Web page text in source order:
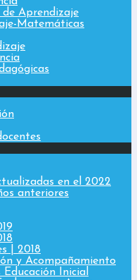
de Aprendizaje
Matemáticas
en el 2022
anteriores
| 2018
y Acompañamiento
Inicial